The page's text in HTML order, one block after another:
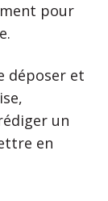
pour
déposer et
un
en